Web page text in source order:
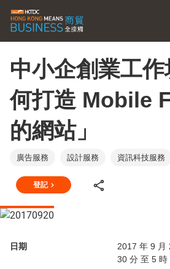
中小企創業工
何打造 Mobile
的網站」
廣告服務 設計服務 資訊科技服務
登記
日期
2017 年 9 月
30 分 至 5 時